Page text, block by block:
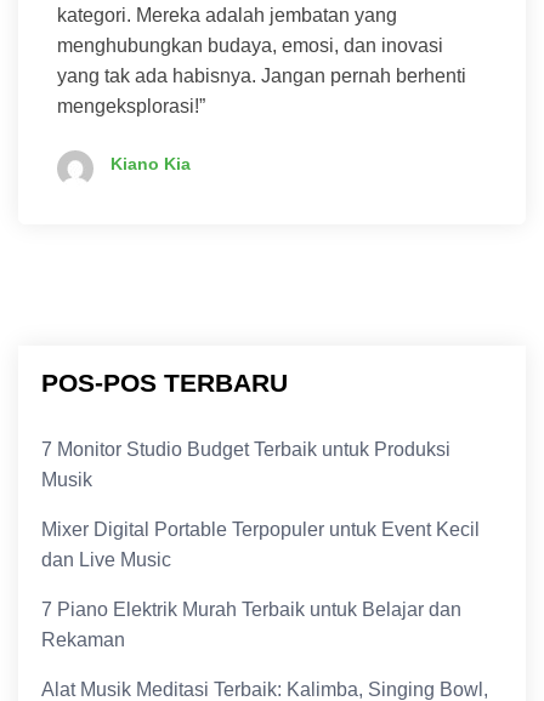
kategori. Mereka adalah jembatan yang
menghubungkan budaya, emosi, dan inovasi
yang tak ada habisnya. Jangan pernah berhenti
mengeksplorasi!”
Kiano Kia
POS-POS TERBARU
7 Monitor Studio Budget Terbaik untuk Produksi
Musik
Mixer Digital Portable Terpopuler untuk Event Kecil
dan Live Music
7 Piano Elektrik Murah Terbaik untuk Belajar dan
Rekaman
Alat Musik Meditasi Terbaik: Kalimba, Singing Bowl,